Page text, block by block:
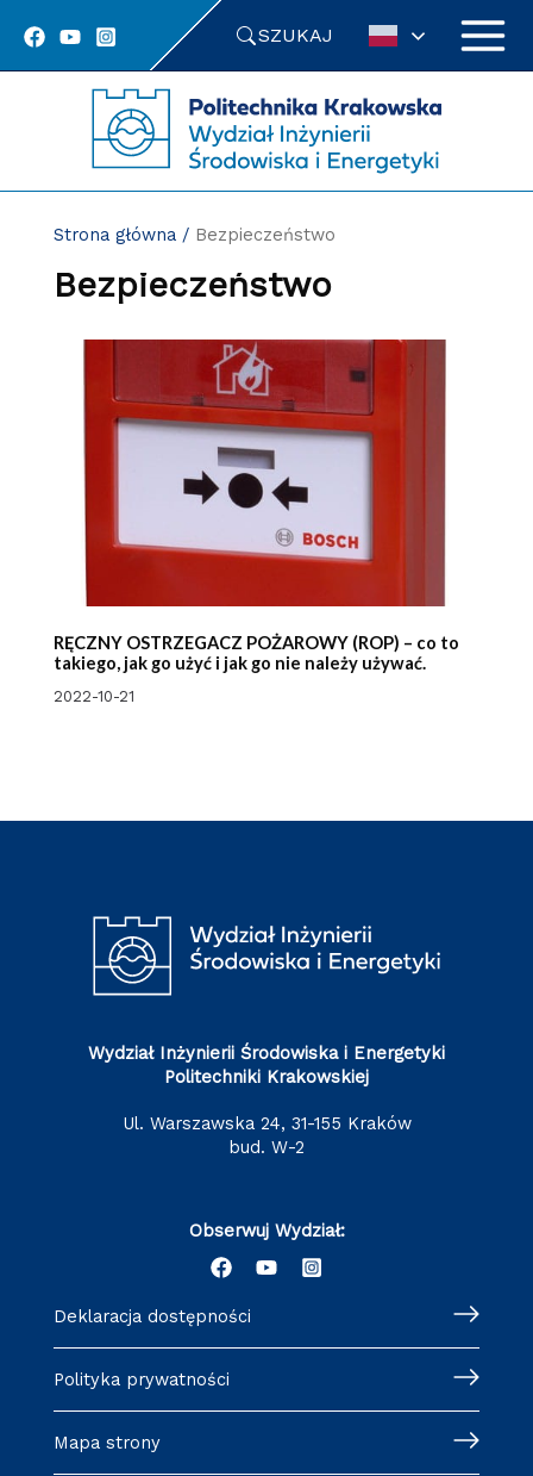
SZUKAJ
Strona główna/ Bezpieczeństwo
Bezpieczeństwo
RĘCZNY OSTRZEGACZ POŻAROWY (ROP) – co to
takiego, jak go użyć i jak go nie należy używać.
2022-10-21
Wydział Inżynierii Środowiska i Energetyki
Politechniki Krakowskiej
ul. Warszawska 24, 31-155 Kraków
bud. W-2
Obserwuj Wydział:
Deklaracja dostępności
Polityka prywatności
Mapa strony